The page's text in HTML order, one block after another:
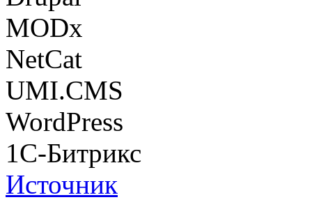
MODx
NetCat
UMI.CMS
WordPress
1С-Битрикс
Источник